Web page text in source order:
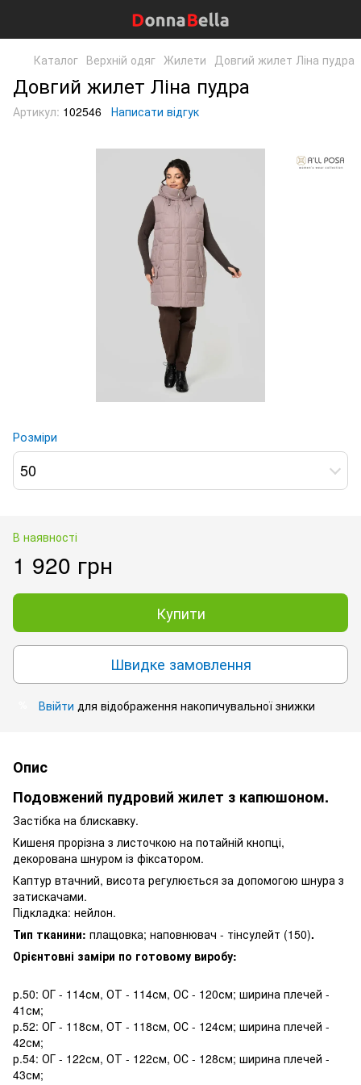
Каталог Верхній одяг Жилети Довгий жилет Ліна пудра
Довгий жилет Ліна пудра
Артикул: 102546 Написати відгук
Розміри
50
В наявності
1 920 грн
Купити
Швидке замовлення
Ввійти для відображення накопичувальної знижки
Опис
Подовжений пудровий жилет з капюшоном.
Застібка на блискавку.
Кишеня прорізна з листочкою на потайній кнопці,
декорована шнуром із фіксатором.
Каптур втачний, висота регулюється за допомогою шнура з
затискачами.
Підкладка: нейлон.
Тип тканини: плащовка; наповнювач - тінсулейт (150).
Орієнтовні заміри по готовому виробу:
р.50: ОГ - 114см, ОТ - 114см, ОС - 120см; ширина плечей -
41см;
р.52: ОГ - 118см, ОТ - 118см, ОС - 124см; ширина плечей -
42см;
р.54: ОГ - 122см, ОТ - 122см, ОС - 128см; ширина плечей -
43см;